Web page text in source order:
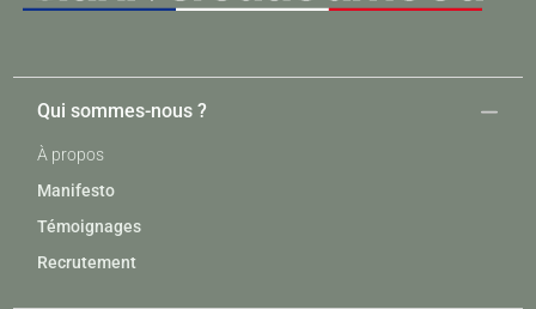
Qui sommes-nous ?
À propos
Manifesto
Témoignages
Recrutement